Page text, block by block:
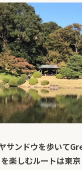
サンドウを歩いて
楽しむルートは東